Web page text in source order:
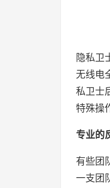
隐私卫
无线电
私卫士
特殊操
专业的
有些团
一支团